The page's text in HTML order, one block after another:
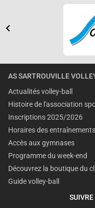
AS SARTROUVILLE
Actualités volley-ball
Histoire de l'association
Inscriptions 2025/2026
Horaires des entraînements
Accès aux gymnases
Programme du week-end
Découvrez la boutique du
Guide volley-ball